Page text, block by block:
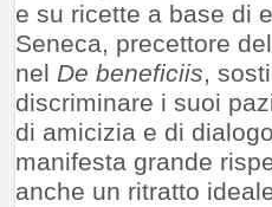
e su ricette a base di
Seneca, precettore
nel De beneficiis,
discriminare i suoi
di amicizia e di
manifesta grande
anche un ritratto